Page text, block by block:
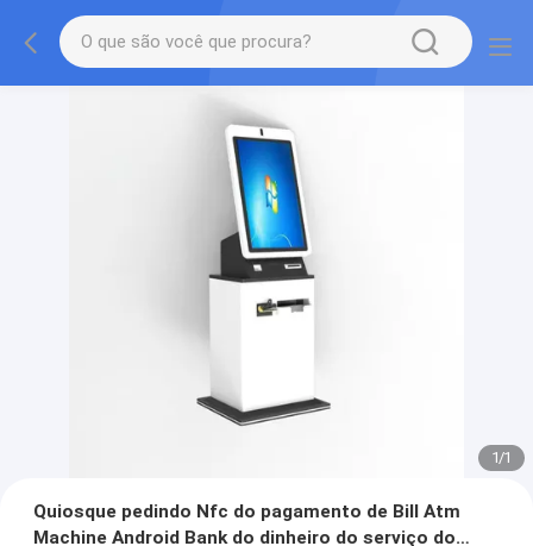
1/1
Quiosque pedindo Nfc do pagamento de Bill Atm
Machine Android Bank do dinheiro do serviço do